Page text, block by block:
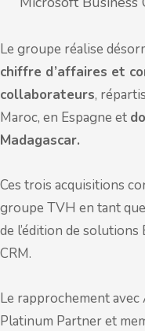
Le groupe réalise
chiffre d’affaires et
collaborateurs,
Maroc, en Espagne et
Madagascar.
Ces trois acquisitions
groupe TVH en tant
de l’édition de
CRM.
Le rapprochement avec
Platinum Partner et